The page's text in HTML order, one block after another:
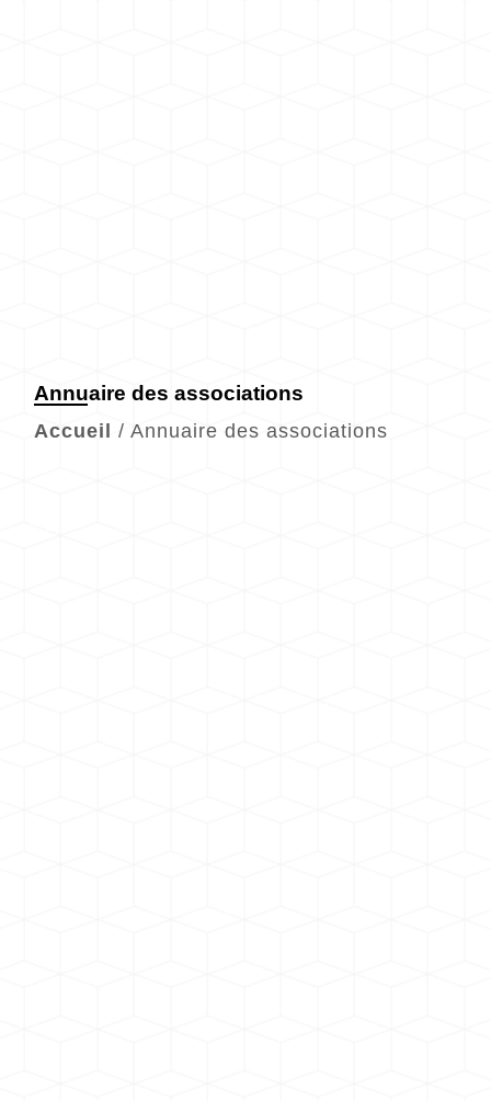
Annuaire des associations
Accueil / Annuaire des associations